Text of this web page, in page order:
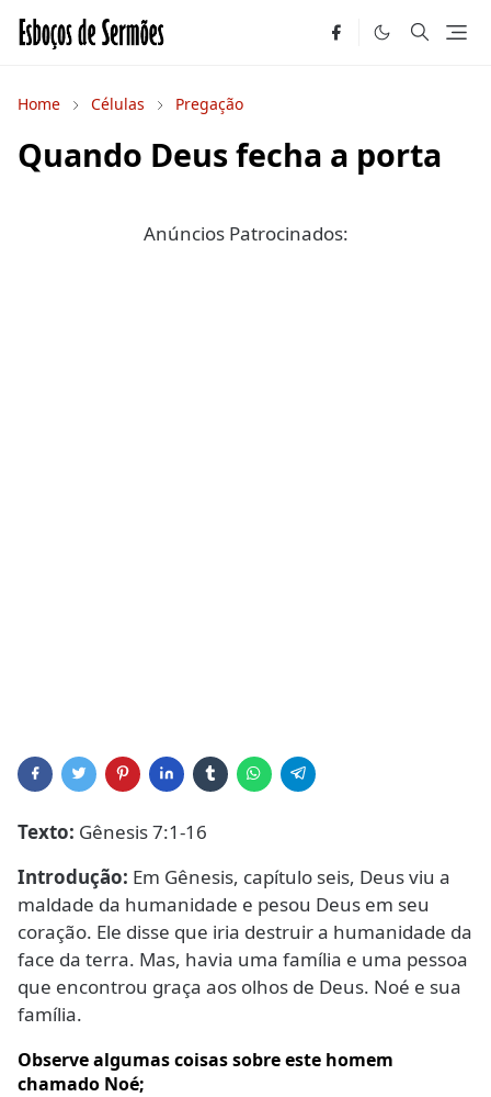
Home Células Pregação
Quando Deus fecha a porta
Anúncios Patrocinados:
Texto: Gênesis 7:1-16
Introdução: Em Gênesis, capítulo seis, Deus viu a
maldade da humanidade e pesou Deus em seu
coração. Ele disse que iria destruir a humanidade da
face da terra. Mas, havia uma família e uma pessoa
que encontrou graça aos olhos de Deus. Noé e sua
família.
Observe algumas coisas sobre este homem
chamado Noé;